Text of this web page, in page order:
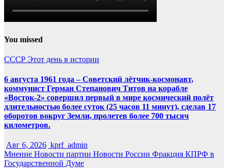
You missed
СССР Этот день в истории
6 августа 1961 года – Советский лётчик-космонавт,
коммунист Герман Степанович Титов на корабле
«Восток-2» совершил первый в мире космический полёт
длительностью более суток (25 часов 11 минут), сделав 17
оборотов вокруг Земли, пролетев более 700 тысяч
километров.
Авг 6, 2026 kprf_admin
Мнение Новости партии Новости России Фракция КПРФ в
Государственной Думе